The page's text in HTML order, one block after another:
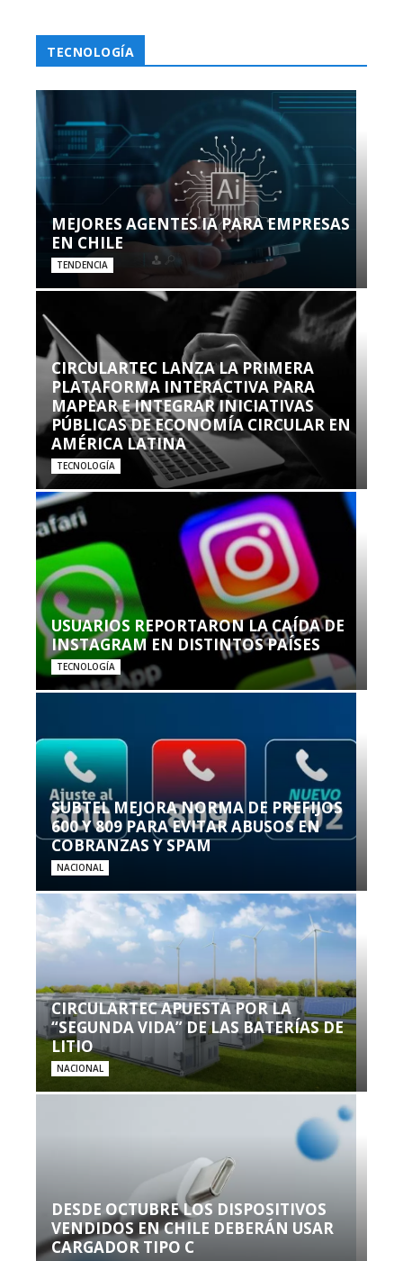
TECNOLOGÍA
MEJORES AGENTES IA PARA EMPRESAS
EN CHILE
TENDENCIA
CIRCULARTEC LANZA LA PRIMERA
PLATAFORMA INTERACTIVA PARA
MAPEAR E INTEGRAR INICIATIVAS
PÚBLICAS DE ECONOMÍA CIRCULAR EN
AMÉRICA LATINA
TECNOLOGÍA
USUARIOS REPORTARON LA CAÍDA DE
INSTAGRAM EN DISTINTOS PAÍSES
TECNOLOGÍA
SUBTEL MEJORA NORMA DE PREFIJOS
600 Y 809 PARA EVITAR ABUSOS EN
COBRANZAS Y SPAM
NACIONAL
CIRCULARTEC APUESTA POR LA
“SEGUNDA VIDA” DE LAS BATERÍAS DE
LITIO
NACIONAL
DESDE OCTUBRE LOS DISPOSITIVOS
VENDIDOS EN CHILE DEBERÁN USAR
CARGADOR TIPO C